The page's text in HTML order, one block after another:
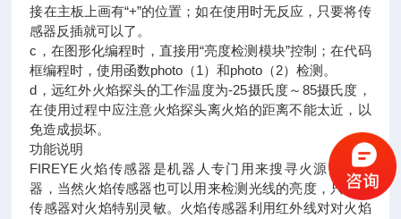
接在主板上画有“+”的位置；如在使用时无反应，只要将传
感器反插就可以了。
c，在图形化编程时，直接用“亮度检测模块”控制；在代码
框编程时，使用函数photo（1）和photo（2）检测。
d，远红外火焰探头的工作温度为-25摄氏度～85摄氏度，
在使用过程中应注意火焰探头离火焰的距离不能太近，以
免造成损坏。
功能说明
FIREYE火焰传感器是机器人专门用来搜寻火源的传感
器，当然火焰传感器也可以用来检测光线的亮度，只是本
传感器对火焰特别灵敏。火焰传感器利用红外线对对火焰